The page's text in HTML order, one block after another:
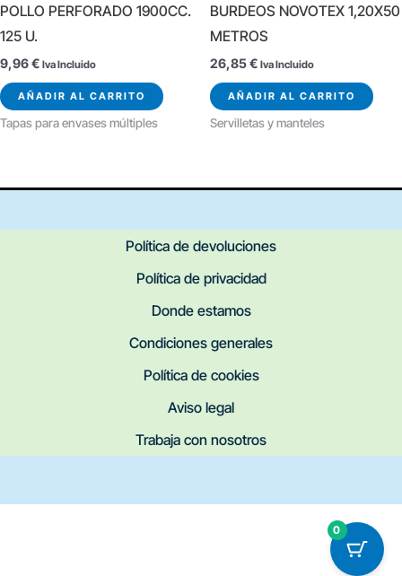
POLLO PERFORADO 1900CC.
125 U.
9,96€ Iva Incluido
AÑADIR AL CARRITO
Tapas para envases múltiples
BURDEOS NOVOTEX 1,20X50
METROS
26,85€ Iva Incluido
AÑADIR AL CARRITO
Servilletas y manteles
Política de devoluciones
Política de privacidad
Donde estamos
Condiciones generales
Política de cookies
Aviso legal
Trabaja con nosotros
0